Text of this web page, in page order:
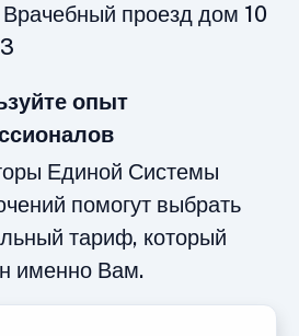
проезд дом 10
опыт
Единой Системы
помогут выбрать
тариф, который
именно Вам.